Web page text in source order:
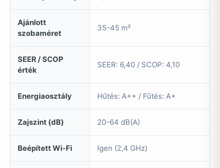
Ajánlott
szobaméret
35-45 m²
SEER / SCOP
érték
SEER: 6,40 / SCOP: 4,10
Energiaosztály Hűtés: A++ / Fűtés: A+
Zajszint (dB) 20-64 dB(A)
Beépített Wi-Fi Igen (2,4 GHz)